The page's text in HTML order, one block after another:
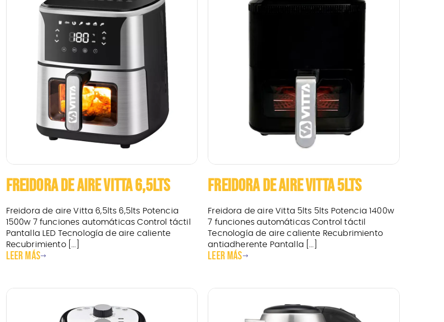
FREIDORA DE AIRE VITTA 6,5LTS
Freidora de aire Vitta 6,5lts 6,5lts Potencia
1500w 7 funciones automáticas Control táctil
Pantalla LED Tecnología de aire caliente
Recubrimiento [...]
Leer más
FREIDORA DE AIRE VITTA 5LTS
Freidora de aire Vitta 5lts 5lts Potencia 1400w
7 funciones automáticas Control táctil
Tecnología de aire caliente Recubrimiento
antiadherente Pantalla [...]
Leer más